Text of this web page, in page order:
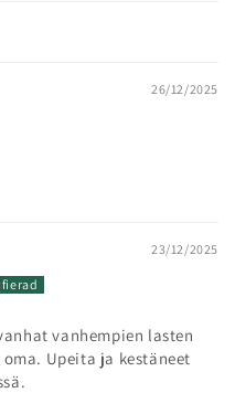
26/12/2025
23/12/2025
vanhempien lasten
Upeita ja kestäneet